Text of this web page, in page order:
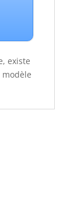
existe